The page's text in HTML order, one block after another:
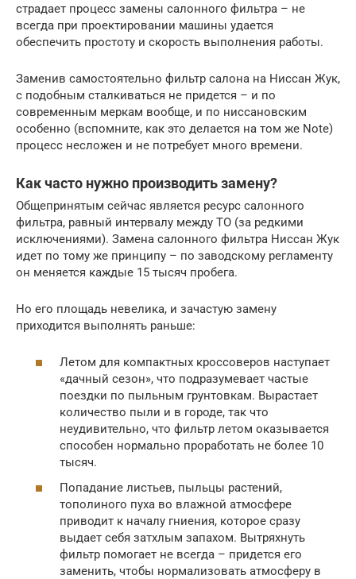
страдает процесс замены салонного фильтра – не
всегда при проектировании машины удается
обеспечить простоту и скорость выполнения работы.
Заменив самостоятельно фильтр салона на Ниссан Жук,
с подобным сталкиваться не придется – и по
современным меркам вообще, и по ниссановским
особенно (вспомните, как это делается на том же Note)
процесс несложен и не потребует много времени.
Как часто нужно производить замену?
Общепринятым сейчас является ресурс салонного
фильтра, равный интервалу между ТО (за редкими
исключениями). Замена салонного фильтра Ниссан Жук
идет по тому же принципу – по заводскому регламенту
он меняется каждые 15 тысяч пробега.
Но его площадь невелика, и зачастую замену
приходится выполнять раньше:
Летом для компактных кроссоверов наступает
«дачный сезон», что подразумевает частые
поездки по пыльным грунтовкам. Вырастает
количество пыли и в городе, так что
неудивительно, что фильтр летом оказывается
способен нормально проработать не более 10
тысяч.
Попадание листьев, пыльцы растений,
тополиного пуха во влажной атмосфере
приводит к началу гниения, которое сразу
выдает себя затхлым запахом. Вытряхнуть
фильтр помогает не всегда – придется его
заменить, чтобы нормализовать атмосферу в